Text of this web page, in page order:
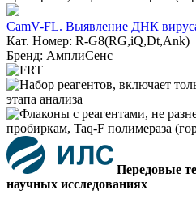
CamV-FL. Выявление ДНК
Кат. Номер: R-G8(RG,iQ,Dt,Ank)
Бренд: АмплиСенс
Передовые
научных исследованиях